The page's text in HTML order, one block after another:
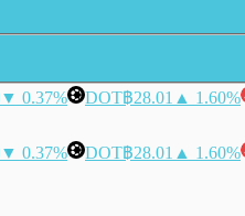
▼ 0.37% DOT฿28.01 ▲ 1.60%
▼ 0.37% DOT฿28.01 ▲ 1.60%